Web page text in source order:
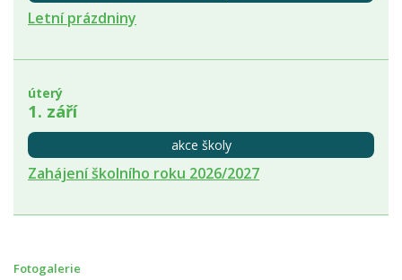
Letní prázdniny
úterý
1. září
akce školy
Zahájení školního roku 2026/2027
Fotogalerie